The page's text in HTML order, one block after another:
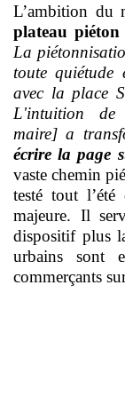
L’ambition du
plateau piéton
La
toute quiétude
avec la place
L'intuition de
maire] a
écrire la page
vaste chemin
testé tout l’été
majeure. Il
dispositif plus
urbains sont
commerçants